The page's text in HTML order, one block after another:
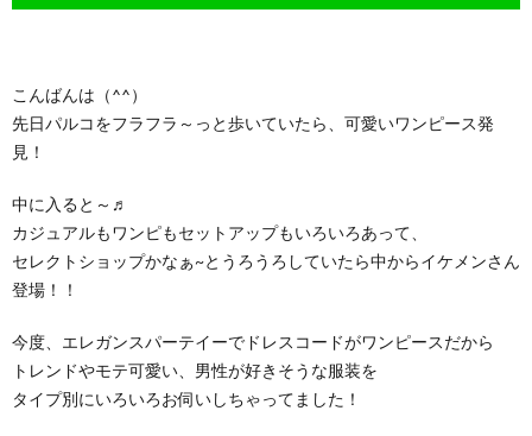
こんばんは（^^）
先日パルコをフラフラ～っと歩いていたら、可愛いワンピース発
見！
中に入ると～♬
カジュアルもワンピもセットアップもいろいろあって、
セレクトショップかなぁ~とうろうろしていたら中からイケメンさん
登場！！
今度、エレガンスパーテイーでドレスコードがワンピースだから
トレンドやモテ可愛い、男性が好きそうな服装を
タイプ別にいろいろお伺いしちゃってました！